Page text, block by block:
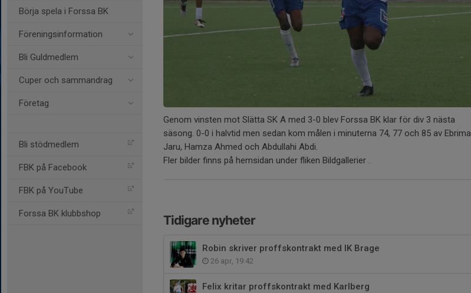
Börja spela i Forssa BK
Föreningsinformation
Bli Guldmedlem
Cuper och sammandrag
Företag
Bli stödmedlem
FBK på Facebook
FBK på YouTube
Forssa BK klubbshop
Genom vinsten mot Slätta SK A med 3-0 blev Forssa BK klar för div 3 nästa
säsong. 0-0 i halvtid men sedan kom målen i minuterna 74, 77 och 85 av Ebrima
Jaru, Hamza Ahmed och Abdullahi Abdi.
Fler bilder finns på hemsidan under fliken Bildgallerier .
Tidigare nyheter
Robin skriver proffskontrakt med IK Brage
26 apr, 19:42
Felix kritar proffskontrakt med Karlberg